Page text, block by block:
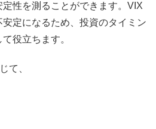
性を測ることができます。VIX
定になるため、投資のタイミン
役立ちます。
て、